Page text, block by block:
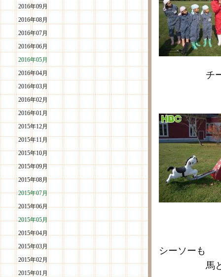
2016年09月
2016年08月
2016年07月
2016年06月
2016年05月
2016年04月
2016年03月
2016年02月
2016年01月
2015年12月
2015年11月
2015年10月
2015年09月
2015年08月
2015年07月
2015年06月
2015年05月
2015年04月
2015年03月
2015年02月
2015年01月
チーム ナ
シーソーも
馬とイ